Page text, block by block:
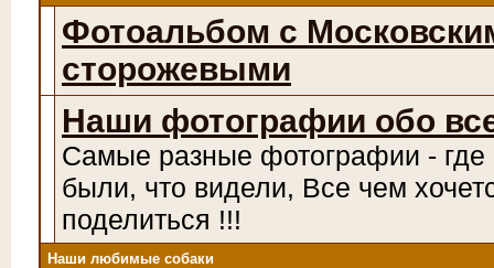
Фотоальбом с
сторожевыми
Наши фотографии обо
Самые разные фотографии - где
были, что видели, Все чем
поделиться !!!
Наши любимые собаки